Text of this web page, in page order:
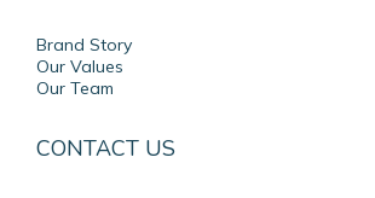
Brand Story
Our Values
Our Team
CONTACT US